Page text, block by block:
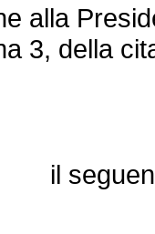
alla
3, della
il